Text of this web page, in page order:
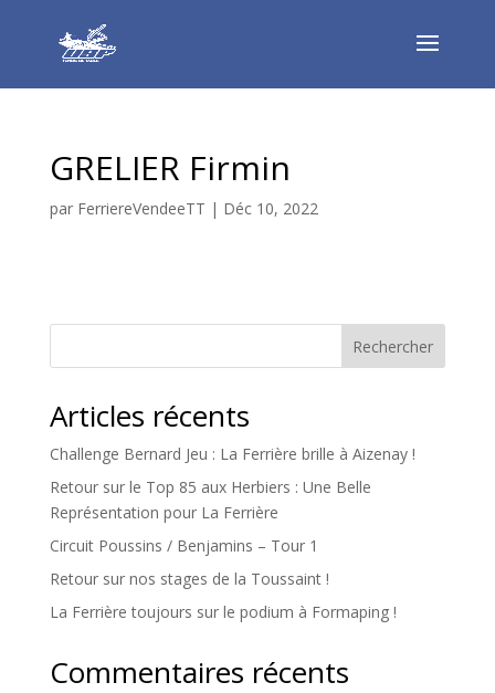
GRELIER Firmin
par FerriereVendeeTT | Déc 10, 2022
Rechercher
Articles récents
Challenge Bernard Jeu : La Ferrière brille à Aizenay !
Retour sur le Top 85 aux Herbiers : Une Belle
Représentation pour La Ferrière
Circuit Poussins / Benjamins – Tour 1
Retour sur nos stages de la Toussaint !
La Ferrière toujours sur le podium à Formaping !
Commentaires récents